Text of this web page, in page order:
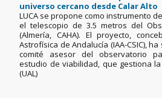
universo cercano desde Calar Alto
LUCA se propone como instrumento
el telescopio de 3.5 metros del
(Almería, CAHA). El proyecto,
Astrofísica de Andalucía (IAA-CSIC),
comité asesor del observatorio
estudio de viabilidad, que gestiona
(UAL)